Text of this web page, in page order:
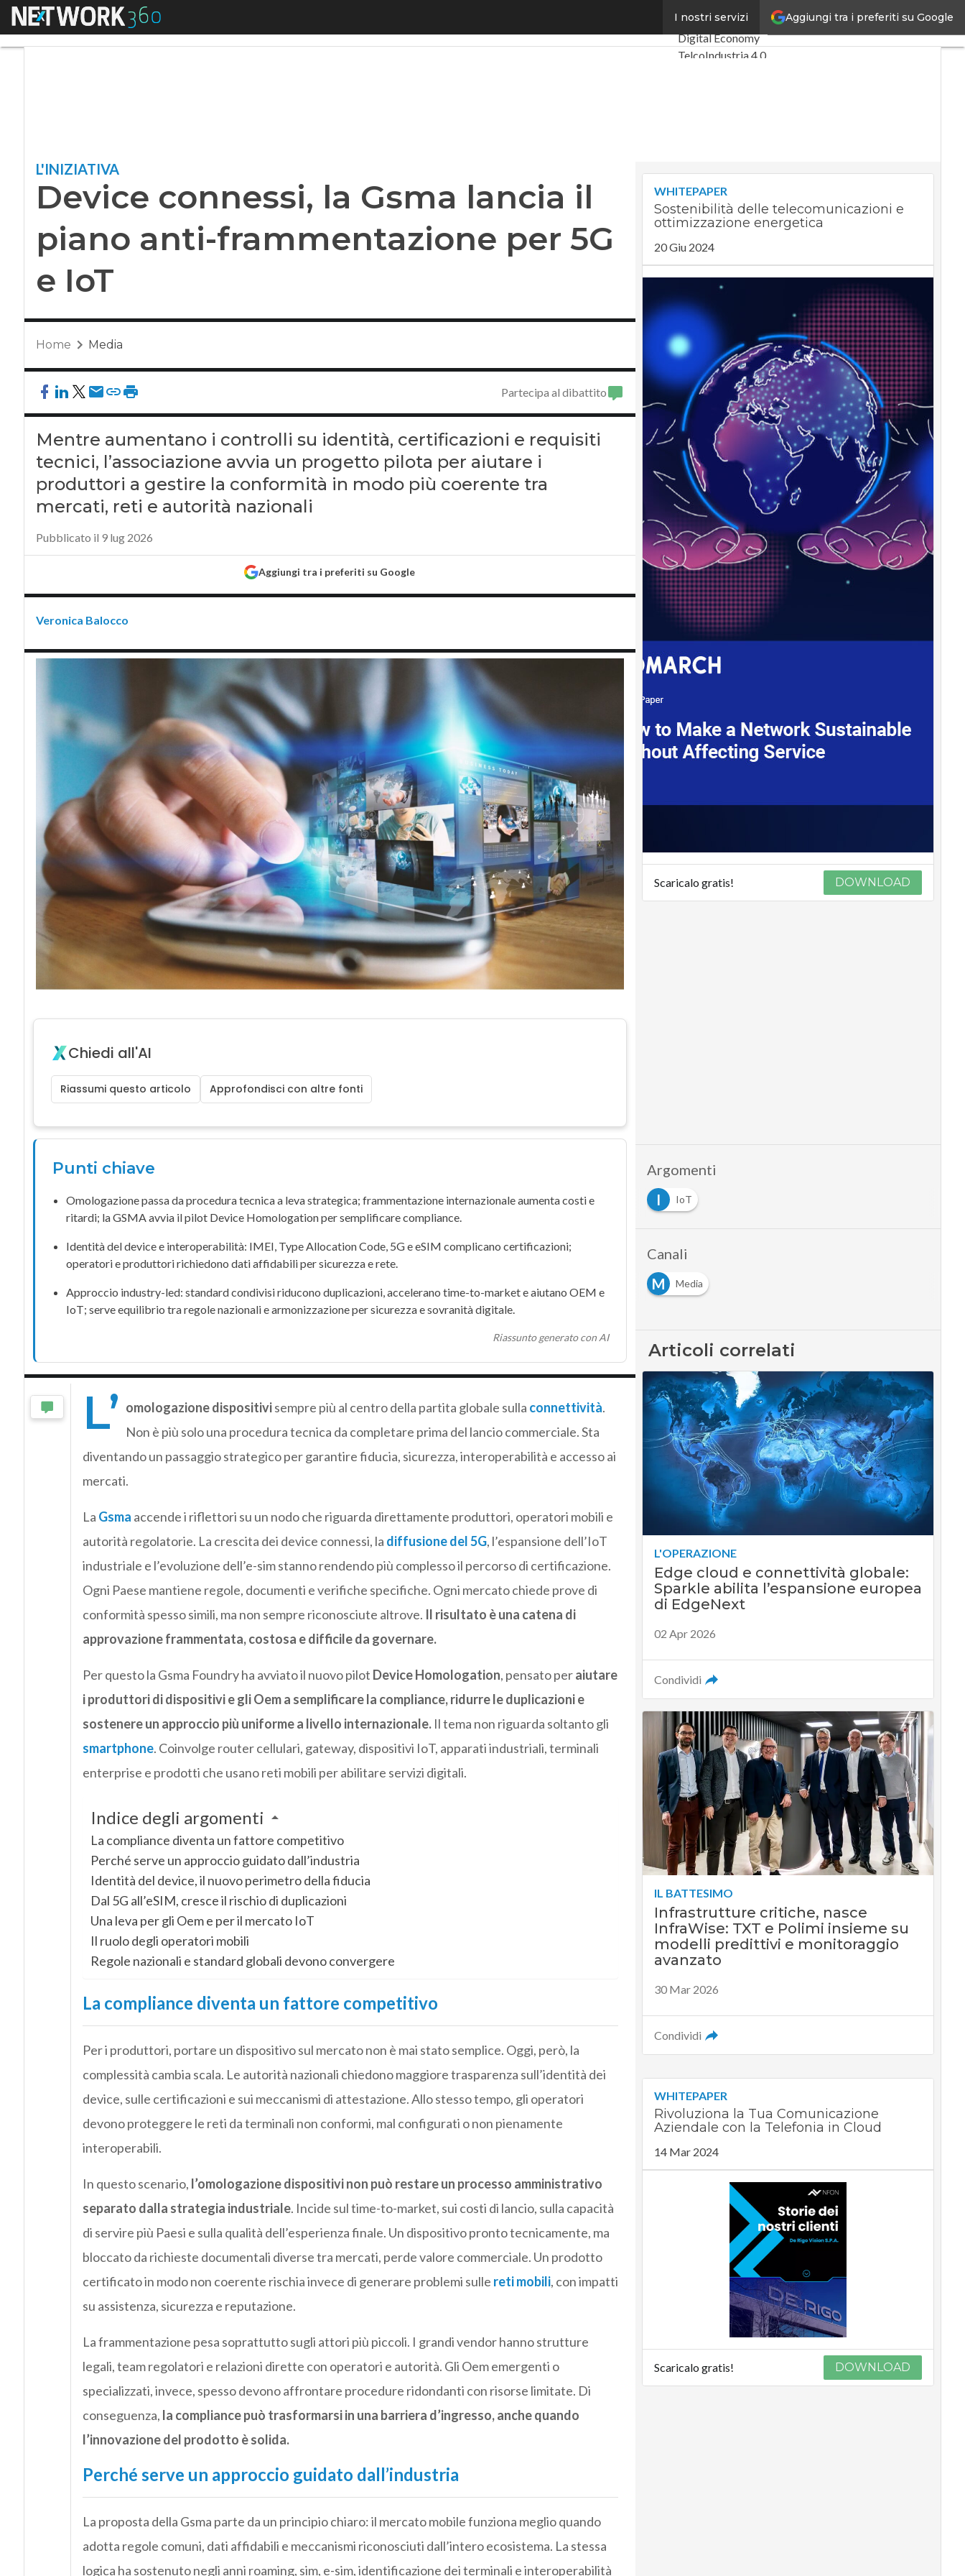
Aggiungi tra i preferiti su Google
I nostri servizi
Menu Device connessi, la Gsma lancia il piano anti-frammentazione per 5G e IoT Ultimi articoli
Digital Economy
TelcoIndustria 4.0
Le Guide di
CorCom
PodcastPrivacy
L'INIZIATIVA
Device connessi, la Gsma lancia il
piano anti-frammentazione per 5G
e IoT
Home Media
Partecipa al dibattito
Mentre aumentano i controlli su identità, certificazioni e requisiti
tecnici, l’associazione avvia un progetto pilota per aiutare i
produttori a gestire la conformità in modo più coerente tra
mercati, reti e autorità nazionali
Pubblicato il 9 lug 2026
Aggiungi tra i preferiti su Google
Veronica Balocco
Chiedi all'AI
Riassumi questo articolo Approfondisci con altre fonti
Punti chiave
Omologazione passa da procedura tecnica a leva strategica; frammentazione internazionale aumenta costi e
ritardi; laGSMA avvia il pilot Device Homologationper semplificare compliance.
Identità del device e interoperabilità: IMEI Type Allocation Code, 5GeeSIM complicano certificazioni;
operatori e produttori richiedono dati affidabili per sicurezza e rete.
Approccio industry-led: standard condivisi riducono duplicazioni, accelerano time-to-market e aiutano OEM e
IoT; serve equilibrio tra regole nazionali e armonizzazione per sicurezza e sovranità digitale.
Riassunto generato con AI
L’ omologazione dispositivisempre più al centro della partita globale sulla connettività.
Non è più solo una procedura tecnica da completare prima del lancio commerciale. Sta
diventando un passaggio strategico per garantire fiducia, sicurezza, interoperabilità e accesso ai
mercati.
La Gsma accende i riflettori su un nodo che riguarda direttamente produttori, operatori mobili e
autorità regolatorie. La crescita dei device connessi, la diffusione del 5G, l’espansione dell’IoT
industriale e l’evoluzione dell’e-sim stanno rendendo più complesso il percorso di certificazione.
Ogni Paese mantiene regole, documenti e verifiche specifiche. Ogni mercato chiede prove di
conformità spesso simili, ma non sempre riconosciute altrove. Il risultato è una catena di
approvazione frammentata, costosa e difficile da governare.
Per questo la Gsma Foundry ha avviato il nuovo pilot Device Homologation, pensato peraiutare
i produttori di dispositivi e gli Oem a semplificare la compliance, ridurre le duplicazioni e
sostenere un approccio più uniforme a livello internazionale.Il tema non riguarda soltanto gli
smartphone. Coinvolge router cellulari, gateway, dispositivi IoT, apparati industriali, terminali
enterprise e prodotti che usano reti mobili per abilitare servizi digitali.
Indice degli argomenti
La compliance diventa un fattore competitivo
Perché serve un approccio guidato dall’industria
Identità del device, il nuovo perimetro della fiducia
Dal 5G all’eSIM, cresce il rischio di duplicazioni
Una leva per gli Oem e per il mercato IoT
Il ruolo degli operatori mobili
Regole nazionali e standard globali devono convergere
La compliance diventa un fattore competitivo
Per i produttori, portare un dispositivo sul mercato non è mai stato semplice. Oggi, però, la
complessità cambia scala. Le autorità nazionali chiedono maggiore trasparenza sull’identità dei
device, sulle certificazioni e sui meccanismi di attestazione. Allo stesso tempo, gli operatori
devono proteggere le reti da terminali non conformi, mal configurati o non pienamente
interoperabili.
In questo scenario, l’omologazione dispositivi non può restare un processo amministrativo
separato dalla strategia industriale. Incide sul time-to-market, sui costi di lancio, sulla capacità
di servire più Paesi e sulla qualità dell’esperienza finale. Un dispositivo pronto tecnicamente, ma
bloccato da richieste documentali diverse tra mercati, perde valore commerciale. Un prodotto
certificato in modo non coerente rischia invece di generare problemi sulle reti mobili, con impatti
su assistenza, sicurezza e reputazione.
La frammentazione pesa soprattutto sugli attori più piccoli. I grandi vendor hanno strutture
legali, team regolatori e relazioni dirette con operatori e autorità. Gli Oem emergenti o
specializzati, invece, spesso devono affrontare procedure ridondanti con risorse limitate. Di
conseguenza, la compliance può trasformarsi in una barriera d’ingresso, anche quando
l’innovazione del prodotto è solida.
Perché serve un approccio guidato dall’industria
La proposta della Gsma parte da un principio chiaro: il mercato mobile funziona meglio quando
adotta regole comuni, dati affidabili e meccanismi riconosciuti dall’intero ecosistema. La stessa
logica ha sostenuto negli anni roaming, sim, e-sim, identificazione dei terminali e interoperabilità
WHITEPAPER
Sostenibilità delle telecomunicazioni e
ottimizzazione energetica
20 Giu 2024
Scaricalo gratis! DOWNLOAD
Argomenti
I
IoT
Canali
M
Media
Articoli correlati
L'OPERAZIONE
Edge cloud e connettività globale:
Sparkle abilita l’espansione europea
di EdgeNext
02 Apr 2026
Condividi
IL BATTESIMO
Infrastrutture critiche, nasce
InfraWise: TXT e Polimi insieme su
modelli predittivi e monitoraggio
avanzato
30 Mar 2026
Condividi
WHITEPAPER
Rivoluziona la Tua Comunicazione
Aziendale con la Telefonia in Cloud
14 Mar 2024
Scaricalo gratis! DOWNLOAD